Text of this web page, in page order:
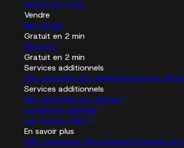
Gratuit en 2 min
Vendre
Ma voiture
Gratuit en 2 min
Ma moto
Gratuit en 2 min
Services additionnels
Nos garanties Car AvenueLivraison à
Services additionnels
Nos garanties Car Avenue
Livraison à domicile
Car Avenue Watt
En savoir plus
Hub concession Nos marquesL'histoire du